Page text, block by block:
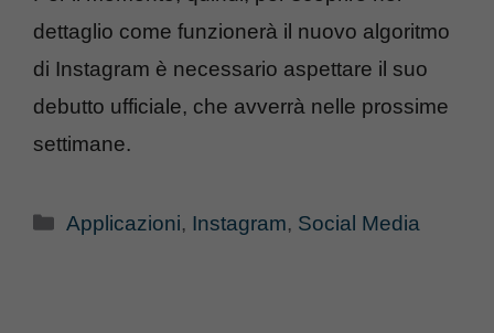
dettaglio come funzionerà il nuovo algoritmo
di Instagram è necessario aspettare il suo
debutto ufficiale, che avverrà nelle prossime
settimane.
Categorie
Applicazioni, Instagram, Social Media